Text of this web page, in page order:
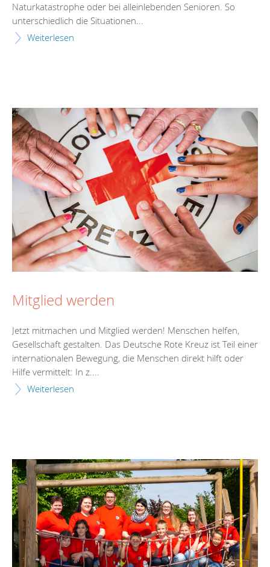
Naturkatastrophe oder bei alleinlebenden Senioren. So
unterschiedlich die Situationen...
Weiterlesen
Mitglied werden
Jetzt mitmachen und Mitglied werden! Menschen helfen,
Gesellschaft gestalten. Das Deutsche Rote Kreuz ist Teil einer
internationalen Bewegung, die Menschen direkt hilft oder
Hilfe vermittelt: In z....
Weiterlesen